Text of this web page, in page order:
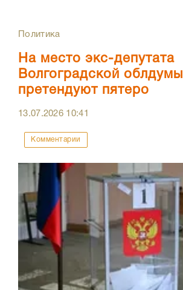
Политика
На место экс-депутата
Волгоградской облдумы
претендуют пятеро
13.07.2026 10:41
Комментарии